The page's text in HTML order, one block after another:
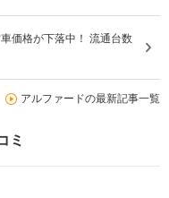
価格が下落中！ 流通台数
アルファードの最新記事一覧
ミ